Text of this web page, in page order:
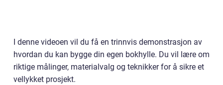
I denne videoen vil du få en trinnvis demonstrasjon av
hvordan du kan bygge din egen bokhylle. Du vil lære om
riktige målinger, materialvalg og teknikker for å sikre et
vellykket prosjekt.